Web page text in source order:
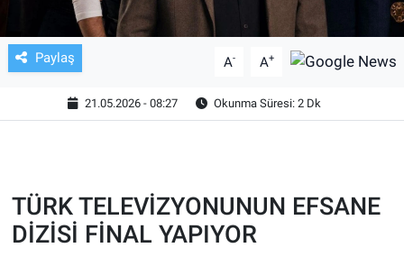
Paylaş A- A+
21.05.2026 - 08:27 Okunma Süresi: 2 Dk
TÜRK TELEVİZYONUNUN EFSANE
DİZİSİ FİNAL YAPIYOR
GENEL
KÜLTÜR SANAT
ASAYİŞ
EĞİTİM
ÇEVRE